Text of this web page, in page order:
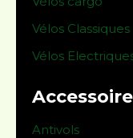
Vélos Classiques
Vélos
Antivols